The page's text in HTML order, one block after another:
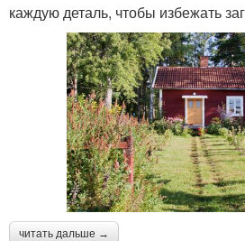
каждую деталь, чтобы избежать
читать дальше →